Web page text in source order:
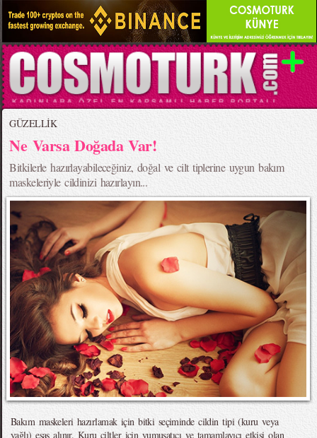
GÜZELLİK
Ne Varsa Doğada Var!
Bitkilerle hazırlayabileceğiniz, doğal ve cilt tiplerine uygun bakım
maskeleriyle cildinizi hazırlayın...
Bakım maskeleri hazırlamak için bitki seçiminde cildin tipi (kuru veya
yağlı) esas alınır. Kuru ciltler için yumuşatıcı ve tamamlayıcı etkisi olan